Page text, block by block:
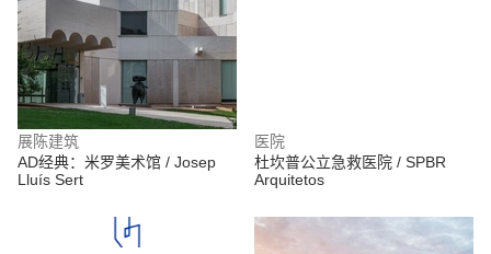
展陈建筑
AD经典：米罗美术馆 / Josep
Lluís Sert
医院
杜坎普公立急救医院 / SPBR
Arquitetos